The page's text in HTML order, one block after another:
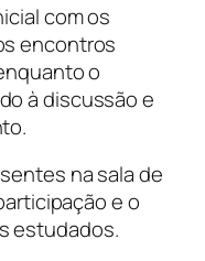
com os
encontros
o
à discussão e
na sala de
e o
estudados.